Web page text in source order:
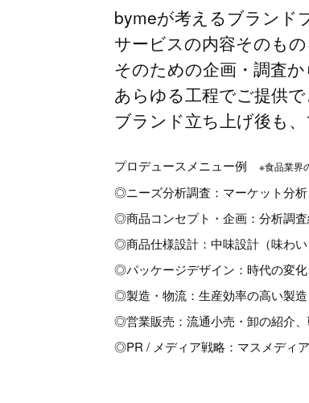
bymeが考えるブランド
サービスの内容そのもの
そのための企画・調査
あらゆる工程でご提供
ブランド立ち上げ後も
プロデュースメニュー例 ※食品業界
◎ニーズ分析調査：マーケット分
◎商品コンセプト・企画：分析調
◎商品仕様設計：中味設計（味わ
◎パッケージデザイン：時代の変
◎製造・物流：生産効率の高い製
◎営業販売：流通小売・卸の紹介
◎PR / メディア戦略：マスメディ